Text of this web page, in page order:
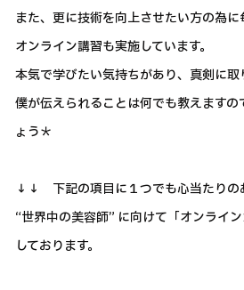
また、更に技術を向上させたい方の為
オンライン講習も実施しています。
本気で学びたい気持ちがあり、真剣に
僕が伝えられることは何でも教えます
ょう＊
↓↓ 下記の項目に１つでも心当たりの
“世界中の美容師” に向けて「オンライ
しております。